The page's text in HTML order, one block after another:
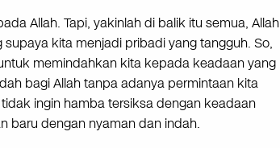
Allah. Tapi, yakinlah di balik itu semua, Allah
kita menjadi pribadi yang tangguh. So,
memindahkan kita kepada keadaan yang
bagi Allah tanpa adanya permintaan kita
ingin hamba tersiksa dengan keadaan
baru dengan nyaman dan indah.